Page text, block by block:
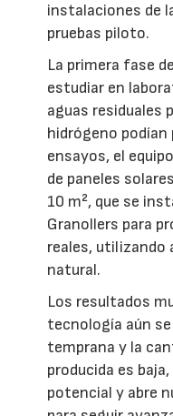
instalaciones de
pruebas piloto.
La primera fase
estudiar en
aguas residuales
hidrógeno podían
ensayos, el
de paneles
10 m², que se
Granollers para
reales, utilizando
natural.
Los resultados
tecnología aún
temprana y la
producida es
potencial y abre